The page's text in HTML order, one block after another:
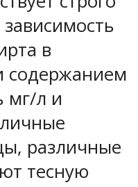
в
содержанием
мг/л и
различные
тесную